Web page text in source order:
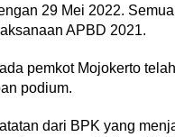
29 Mei 2022.
APBD 2021.
pemkot Mojokerto
podium.
dari BPK yang